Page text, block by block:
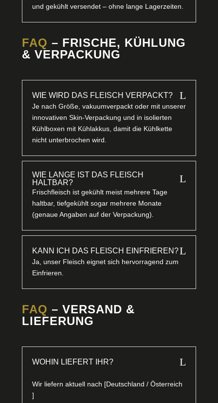
und gekühlt versendet – ohne lange Lagerzeiten.
FAQ – FRISCHE, KÜHLUNG
& VERPACKUNG
WIE WIRD DAS FLEISCH VERPACKT? L
Je nach Größe, vakuumverpackt oder mit unserer
innovativen Skin-Verpackung und in isolierten
Kühlboxen mit Kühlakkus, damit die Kühlkette
nicht unterbrochen wird.
WIE LANGE IST DAS FLEISCH
HALTBAR?
L
Frischfleisch ist gekühlt meist mehrere Tage
haltbar, tiefgekühlt sogar mehrere Monate
(genaue Angaben auf der Verpackung).
KANN ICH DAS FLEISCH EINFRIEREN?L
Ja, unser Fleisch eignet sich hervorragend zum
Einfrieren.
FAQ – VERSAND &
LIEFERUNG
WOHIN LIEFERT IHR? L
Wir liefern aktuell nach [Deutschland / Österreich
]